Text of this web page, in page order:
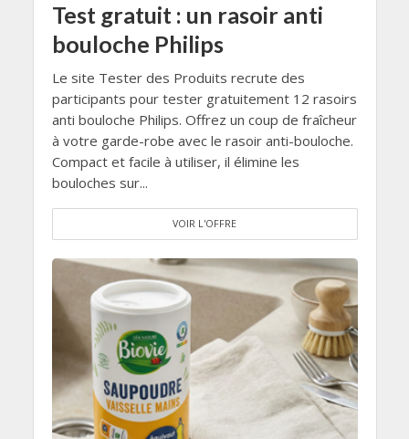
Test gratuit : un rasoir anti
bouloche Philips
Le site Tester des Produits recrute des
participants pour tester gratuitement 12 rasoirs
anti bouloche Philips. Offrez un coup de fraîcheur
à votre garde-robe avec le rasoir anti-bouloche.
Compact et facile à utiliser, il élimine les
bouloches sur...
VOIR L'OFFRE